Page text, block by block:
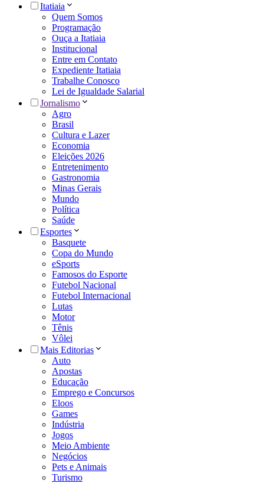
Itatiaia
Quem Somos
Programação
Ouça a Itatiaia
Institucional
Entre em Contato
Expediente Itatiaia
Trabalhe Conosco
Lei de Igualdade Salarial
Jornalismo
Agro
Brasil
Cultura e Lazer
Economia
Eleições 2026
Entretenimento
Gastronomia
Minas Gerais
Mundo
Política
Saúde
Esportes
Basquete
Copa do Mundo
eSports
Famosos do Esporte
Futebol Nacional
Futebol Internacional
Lutas
Motor
Tênis
Vôlei
Mais Editorias
Auto
Apostas
Educação
Emprego e Concursos
Eloos
Games
Indústria
Jogos
Meio Ambiente
Negócios
Pets e Animais
Turismo